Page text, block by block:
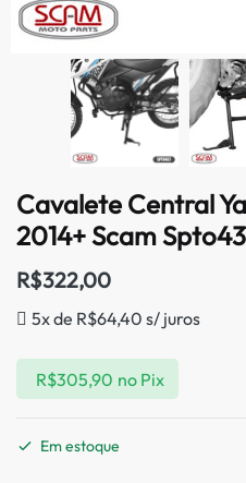
Cavalete Central
2014+ Scam
R$322,00
5x de R$64,40 s/ juros
R$305,90 no Pix
Em estoque